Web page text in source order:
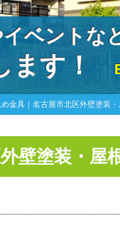
ベントな
す！
め金具｜名古屋市北区外壁塗装
壁塗装・